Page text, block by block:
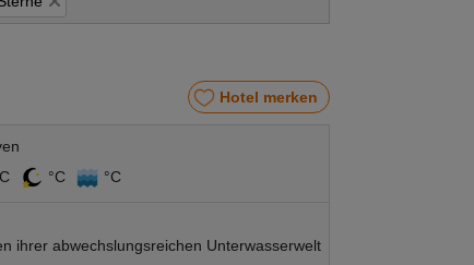
Hotel merken
°C °C
ihrer abwechslungsreichen Unterwasserwelt